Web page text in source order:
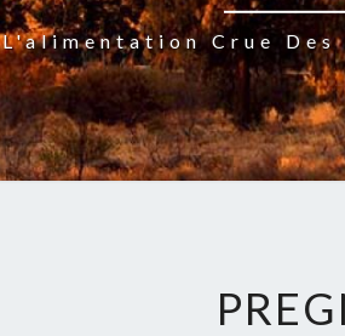
L'alimentation Crue